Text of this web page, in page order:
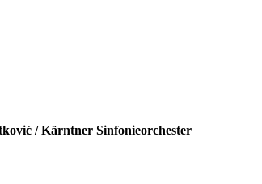
/ Kärntner Sinfonieorchester